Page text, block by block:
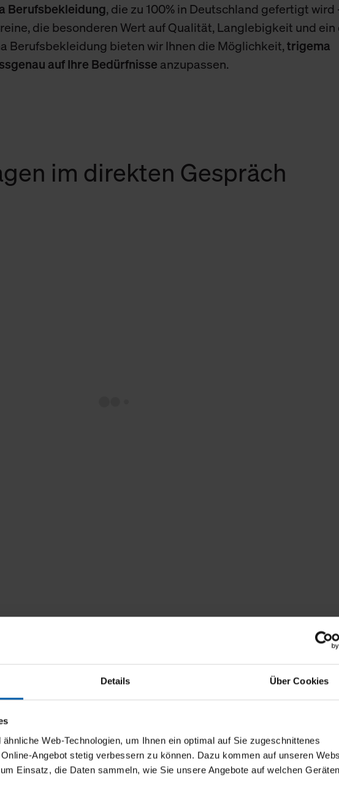
Details Über Cookies
Web-Technologien, um Ihnen ein optimal auf Sie zugeschnittenes
Angebot stetig verbessern zu können. Dazu kommen auf unseren
Einsatz, die Daten sammeln, wie Sie unsere Angebote auf welchen
Berufsbekleidung, die zu 100% in Deutschland gefertigt wird
die besonderen Wert auf Qualität, Langlebigkeit und
Berufsbekleidung bieten wir Ihnen die Möglichkeit,trigema
auf Ihre Bedürfnisse anzupassen.
im direkten Gespräch
5 % Rabatt
10 % Rabatt